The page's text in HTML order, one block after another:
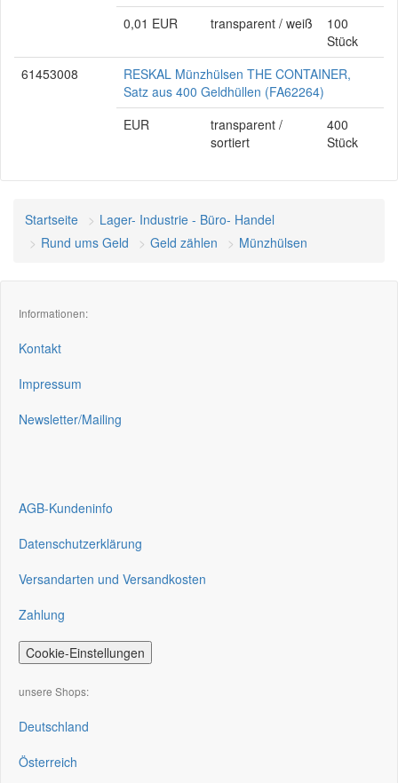
0,01 EUR
transparent / weiß
100
Stück
61453008
RESKAL Münzhülsen THE CONTAINER,
Satz aus 400 Geldhüllen (FA62264)
EUR
transparent /
sortiert
400
Stück
Startseite
Lager- Industrie - Büro- Handel
Rund ums Geld
Geld zählen Münzhülsen
Informationen:
Kontakt
Impressum
Newsletter/Mailing
AGB-Kundeninfo
Datenschutzerklärung
Versandarten und Versandkosten
Zahlung
Cookie-Einstellungen
unsere Shops:
Deutschland
Österreich